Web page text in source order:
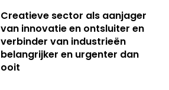
Creatieve sector als aanjager
van innovatie en ontsluiter en
verbinder van industrieën
belangrijker en urgenter dan
ooit